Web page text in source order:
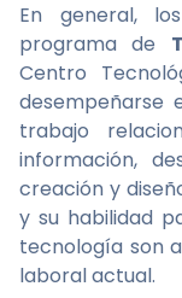
En general,
programa de
Centro
desempeñarse
trabajo
información,
creación y
y su habilidad
tecnología son
laboral actual.